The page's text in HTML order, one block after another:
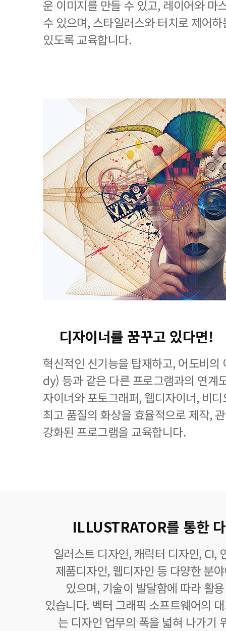
운 이미지를 만들 수 있고, 레이어와 마
수 있으며, 스타일러스와 터치로 제어
있도록 교육합니다.
디자이너를 꿈꾸고 있다면!
혁신적인 신기능을 탑재하고, 어도비
dy) 등과 같은 다른 프로그램과의 연계
자이너와 포토그래퍼, 웹디자이너, 비
최고 품질의 화상을 효율적으로 제작,
강화된 프로그램을 교육합니다.
ILLUSTRATOR를 통한
일러스트 디자인, 캐릭터 디자인, CI,
제품디자인, 웹디자인 등 다양한 분
있으며, 기술이 발달함에 따라 활
있습니다. 벡터 그래픽 소프트웨어의
는 디자인 업무의 폭을 넓혀 나가기